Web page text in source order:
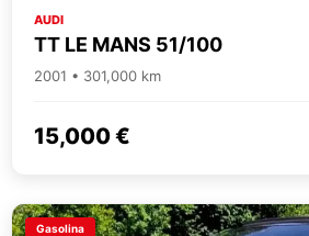
AUDI
TT LE MANS 51/100
2001 • 301,000 km
15,000 €
Gasolina